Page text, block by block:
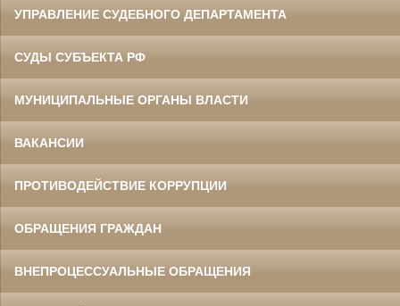
УПРАВЛЕНИЕ СУДЕБНОГО ДЕПАРТАМЕНТА
СУДЫ СУБЪЕКТА РФ
МУНИЦИПАЛЬНЫЕ ОРГАНЫ ВЛАСТИ
ВАКАНСИИ
ПРОТИВОДЕЙСТВИЕ КОРРУПЦИИ
ОБРАЩЕНИЯ ГРАЖДАН
ВНЕПРОЦЕССУАЛЬНЫЕ ОБРАЩЕНИЯ